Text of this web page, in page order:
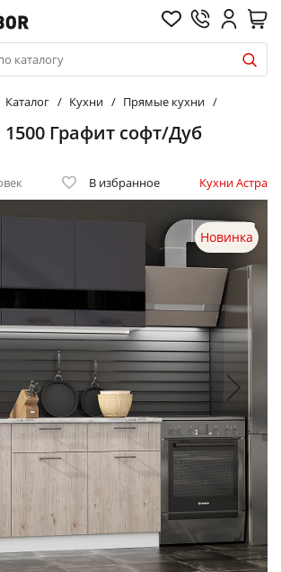
Каталог Кухни Прямые кухни
1500 Графит софт/Дуб
В избранное Кухни Астра
Новинка